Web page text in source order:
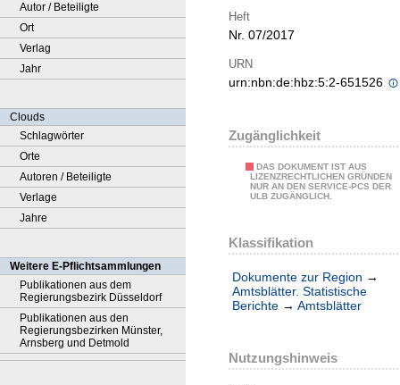
Autor / Beteiligte
Ort
Verlag
Jahr
Clouds
Schlagwörter
Orte
Autoren / Beteiligte
Verlage
Jahre
Weitere E-Pflichtsammlungen
Publikationen aus dem
Regierungsbezirk Düsseldorf
Publikationen aus den
Regierungsbezirken Münster,
Arnsberg und Detmold
Heft
Nr. 07/2017
URN
urn:nbn:de:hbz:5:2-651526
Zugänglichkeit
DAS DOKUMENT IST AUS
LIZENZRECHTLICHEN GRÜNDEN
NUR AN DEN SERVICE-PCS DER
ULB ZUGÄNGLICH.
Klassifikation
Dokumente zur Region →
Amtsblätter. Statistische
Berichte → Amtsblätter
Nutzungshinweis